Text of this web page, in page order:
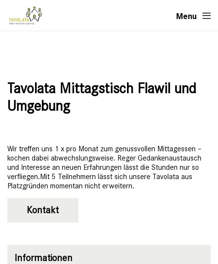
Menu
Tavolata Mittagstisch Flawil und
Umgebung
Wir treffen uns 1 x pro Monat zum genussvollen Mittagessen –
kochen dabei abwechslungsweise. Reger Gedankenaustausch
und Interesse an neuen Erfahrungen lässt die Stunden nur so
verfliegen.Mit 5 Teilnehmern lässt sich unsere Tavolata aus
Platzgründen momentan nicht erweitern.
Kontakt
Informationen